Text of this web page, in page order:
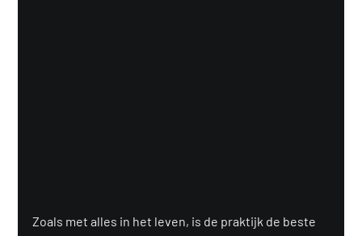
Zoals met alles in het leven, is de praktijk de beste